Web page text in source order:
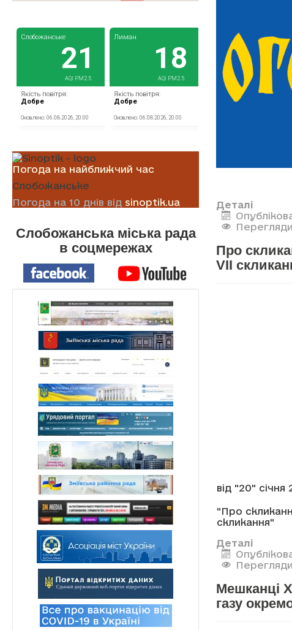
Погода на найближчий час
Слобожанське
Погода на 10 днів від sinoptik.ua
Слобожанська міська рада
в соцмережах
Деталі
Про
VII
від "20"
"Про
скликання"
Деталі
Мешканці
газу